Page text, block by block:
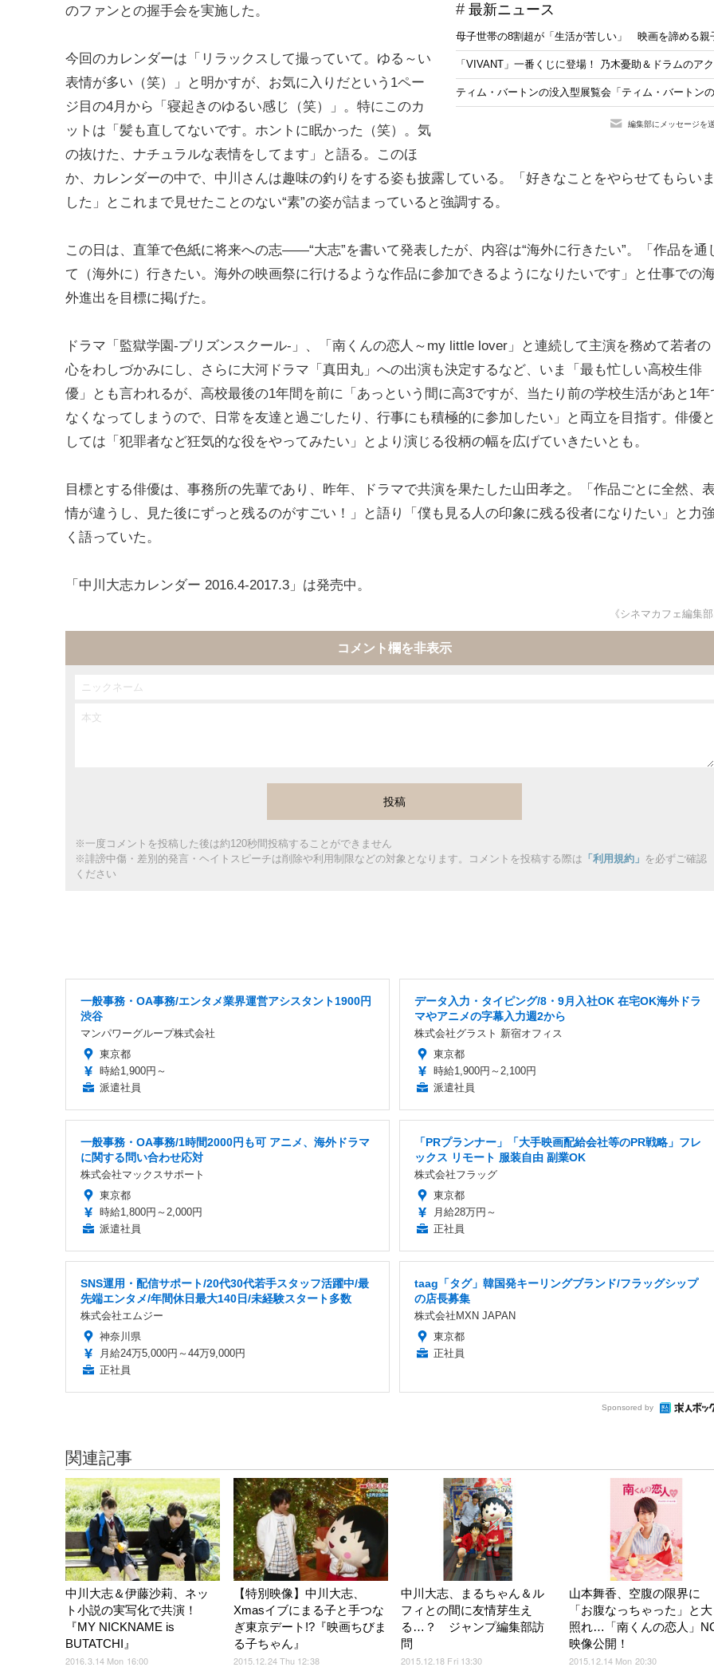
最新ニュース
母子世帯の8割超が「生活が苦しい」 映画を諦める親
「VIVANT」一番くじに登場！ 乃木憂助＆ドラムのア
ティム・バートンの没入型展覧会「ティム・バートン
編集部にメッセージを
のファンとの握手会を実施した。
今回のカレンダーは「リラックスして撮っていて。ゆる～い
表情が多い（笑）」と明かすが、お気に入りだという1ペー
ジ目の4月から「寝起きのゆるい感じ（笑）」。特にこのカ
ットは「髪も直してないです。ホントに眠かった（笑）。気
の抜けた、ナチュラルな表情をしてます」と語る。このほ
か、カレンダーの中で、中川さんは趣味の釣りをする姿も披露している。「好きなことをやらせてもらい
した」とこれまで見せたことのない“素”の姿が詰まっていると強調する。
この日は、直筆で色紙に将来への志――“大志”を書いて発表したが、内容は“海外に行きたい”。「作品を通
て（海外に）行きたい。海外の映画祭に行けるような作品に参加できるようになりたいです」と仕事での
外進出を目標に掲げた。
ドラマ「監獄学園-プリズンスクール-」、「南くんの恋人～my little lover」と連続して主演を務めて若者の
心をわしづかみにし、さらに大河ドラマ「真田丸」への出演も決定するなど、いま「最も忙しい高校生俳
優」とも言われるが、高校最後の1年間を前に「あっという間に高3ですが、当たり前の学校生活があと1年
なくなってしまうので、日常を友達と過ごしたり、行事にも積極的に参加したい」と両立を目指す。俳優
しては「犯罪者など狂気的な役をやってみたい」とより演じる役柄の幅を広げていきたいとも。
目標とする俳優は、事務所の先輩であり、昨年、ドラマで共演を果たした山田孝之。「作品ごとに全然、
情が違うし、見た後にずっと残るのがすごい！」と語り「僕も見る人の印象に残る役者になりたい」と力
く語っていた。
「中川大志カレンダー 2016.4-2017.3」は発売中。
《シネマカフェ編集
コメント欄を非表示
※一度コメントを投稿した後は約120秒間投稿することができません
※誹謗中傷・差別的発言・ヘイトスピーチは削除や利用制限などの対象となります。コメントを投稿する際は 「利用規約」 を必ずご確認
ください
一般事務・OA事務/エンタメ業界運営アシスタント1900円
渋谷
マンパワーグループ株式会社
東京都
時給1,900円～
派遣社員
データ入力・タイピング/8・9月入社OK 在宅OK海外ドラ
マやアニメの字幕入力週2から
株式会社グラスト 新宿オフィス
東京都
時給1,900円～2,100円
派遣社員
一般事務・OA事務/1時間2000円も可 アニメ、海外ドラマ
に関する問い合わせ応対
株式会社マックスサポート
東京都
時給1,800円～2,000円
派遣社員
「PRプランナー」「大手映画配給会社等のPR戦略」フレ
ックス リモート 服装自由 副業OK
株式会社フラッグ
東京都
月給28万円～
正社員
SNS運用・配信サポート/20代30代若手スタッフ活躍中/最
先端エンタメ/年間休日最大140日/未経験スタート多数
株式会社エムジー
神奈川県
月給24万5,000円～44万9,000円
正社員
taag「タグ」韓国発キーリングブランド​​/フラッグシップ
の店長募集
株式会社MXN JAPAN
東京都
正社員
Sponsored by
関連記事
中川大志＆伊藤沙莉、ネッ
ト小説の実写化で共演！
『MY NICKNAME is
BUTATCHI』
2016.3.14 Mon 16:00
【特別映像】中川大志、
Xmasイブにまる子と手つな
ぎ東京デート!?『映画ちびま
る子ちゃん』
2015.12.24 Thu 12:38
中川大志、まるちゃん＆ル
フィとの間に友情芽生え
る…？ ジャンプ編集部訪
問
2015.12.18 Fri 13:30
山本舞香、空腹の限界に
「お腹なっちゃった」と大
照れ…「南くんの恋人」
映像公開！
2015.12.14 Mon 20:30